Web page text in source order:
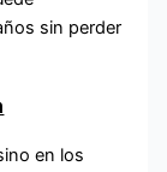
sin perder
en los